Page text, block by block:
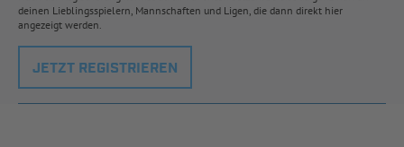
deinen Lieblingsspielern, Mannschaften und Ligen, die dann direkt hier
angezeigt werden.
JETZT REGISTRIEREN